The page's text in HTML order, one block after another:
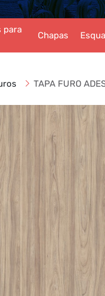
para
Chapas
TAPA FURO